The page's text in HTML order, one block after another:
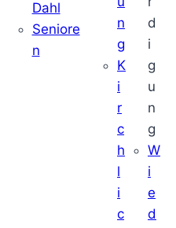
Dahl
Seniore
n
n
g
K
i
r
c
h
l
i
c
d
i
g
u
n
g
W
i
e
d